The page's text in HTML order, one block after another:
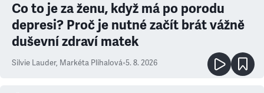
Co to je za ženu, když má po porodu
depresi? Proč je nutné začít brát vážně
duševní zdraví matek
Silvie Lauder, Markéta Plíhalová•5. 8. 2026